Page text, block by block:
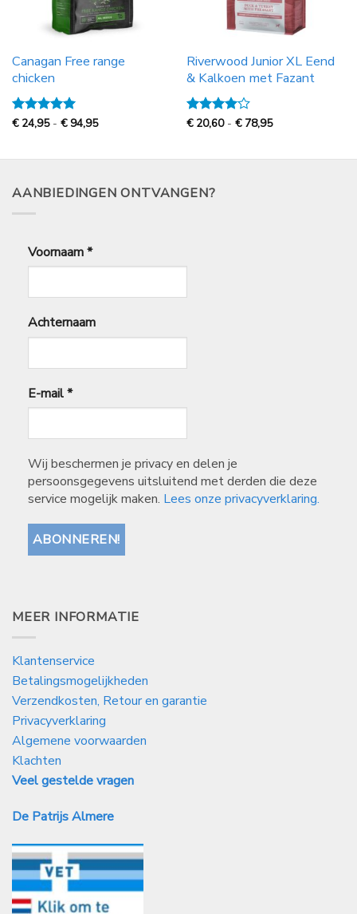
Canagan Free range
chicken
Gewaardeerd
€ 24,95 - €94,95Prijsklasse:
€
Riverwood Junior XL Eend
& Kalkoen met Fazant
Gewaardeerd
€ 20,60 - € 78,95Prijsklasse:
€
AANBIEDINGEN ONTVANGEN?
Voornaam*
Achternaam
E-mail*
Wij beschermen je privacy en delen je
persoonsgegevens uitsluitend met derden die deze
service mogelijk maken. Lees onze privacyverklaring.
MEER INFORMATIE
Klantenservice
Betalingsmogelijkheden
Verzendkosten, Retour en garantie
Privacyverklaring
Algemene voorwaarden
Klachten
Veel gestelde vragen
De Patrijs Almere